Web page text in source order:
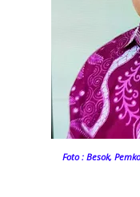
Foto : Besok,